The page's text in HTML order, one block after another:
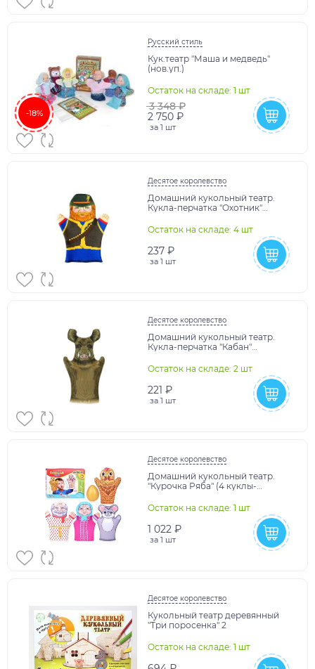
-18%
Русский стиль
Кук.театр "Маша и медведь"
(нов.уп.)
Остаток на складе: 1 шт
3 348 ₽
2 750 ₽
за 1 шт
Десятое королевство
Домашний кукольный театр.
Кукла-перчатка "Охотник"
Остаток на складе: 4 шт
237 ₽
за 1 шт
Десятое королевство
Домашний кукольный театр.
Кукла-перчатка "Кабан"
Остаток на складе: 2 шт
221 ₽
за 1 шт
Десятое королевство
Домашний кукольный театр.
"Курочка Ряба" (4 куклы-
Остаток на складе: 1 шт
1 022 ₽
за 1 шт
Десятое королевство
Кукольный театр деревянный
"Три поросенка" 2
Остаток на складе: 1 шт